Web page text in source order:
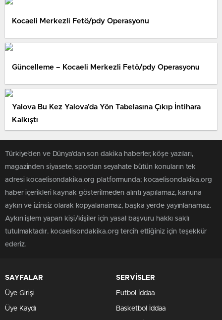
Kocaeli Merkezli Fetö/pdy Operasyonu
Güncelleme – Kocaeli Merkezli Fetö/pdy Operasyonu
Yalova Bu Kez Yalova’da Yön Tabelasına Çıkıp İntihara
Kalkıştı
Türkiye'den ve Dünya’dan son dakika haberler, köşe yazıları,
magazinden siyasete, spordan seyahate bütün konuların tek
adresi kocaelisondakika.org platformunda; kocaelisondakika.org
haber içerikleri kaynak gösterilmeden alıntı yapılamaz, kanuna
aykırı ve izinsiz olarak kopyalanamaz, başka yerde yayınlanamaz.
Aykırı işlem yapan kişi/kişiler için yasal başvuru hakkı saklı
tutulmaktadır. kocaelisondakika.org tercih ettiğiniz için teşekkür
ederiz.
SAYFALAR
Üye Girişi
Üye Kaydı
SERVİSLER
Futbol İddaa
Basketbol İddaa